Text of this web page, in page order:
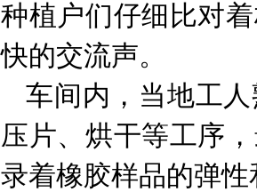
种植户们仔细比对
快的交流声。
车间内，当地工
压片、烘干等工序
录着橡胶样品的弹